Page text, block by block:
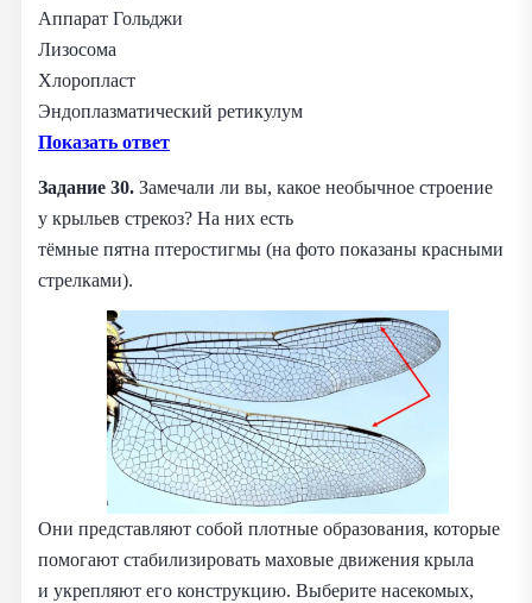
Аппарат Гольджи
Лизосома
Хлоропласт
Эндоплазматический ретикулум
Показать ответ
Задание 30. Замечали ли вы, какое необычное строение
у крыльев стрекоз? На них есть
тёмные пятна птеростигмы (на фото показаны красными
стрелками).
Они представляют собой плотные образования, которые
помогают стабилизировать маховые движения крыла
и укрепляют его конструкцию. Выберите насекомых,